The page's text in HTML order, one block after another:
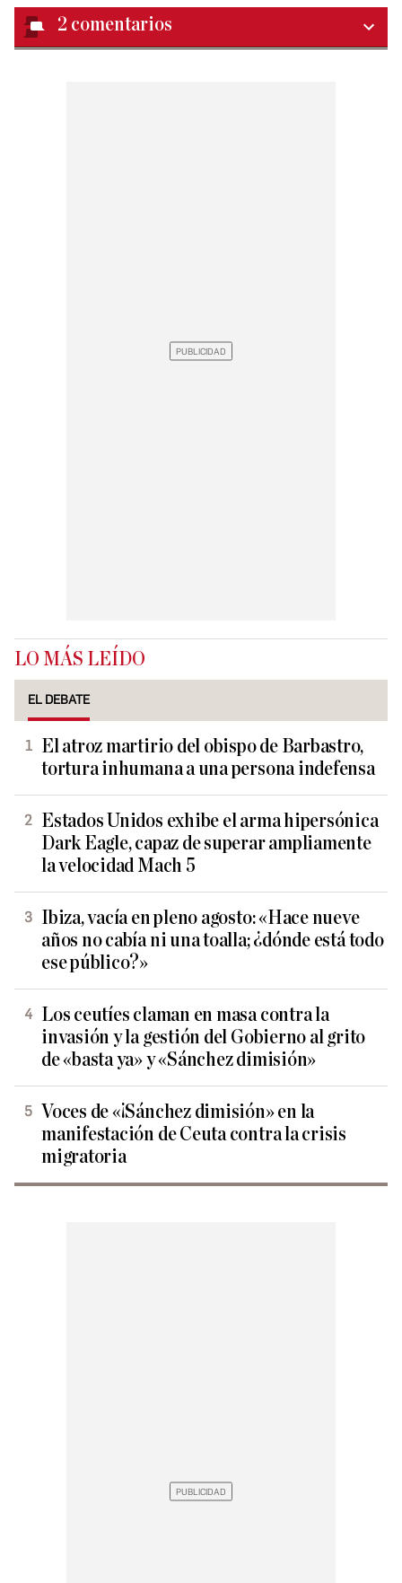
2 comentarios
LO MÁS LEÍDO
EL DEBATE
El atroz martirio del obispo de Barbastro,
tortura inhumana a una persona indefensa
Estados Unidos exhibe el arma hipersónica
Dark Eagle, capaz de superar ampliamente
la velocidad Mach 5
Ibiza, vacía en pleno agosto: «Hace nueve
años no cabía ni una toalla; ¿dónde está todo
ese público?»
Los ceutíes claman en masa contra la
invasión y la gestión del Gobierno al grito
de «basta ya» y «Sánchez dimisión»
Voces de «¡Sánchez dimisión» en la
manifestación de Ceuta contra la crisis
migratoria